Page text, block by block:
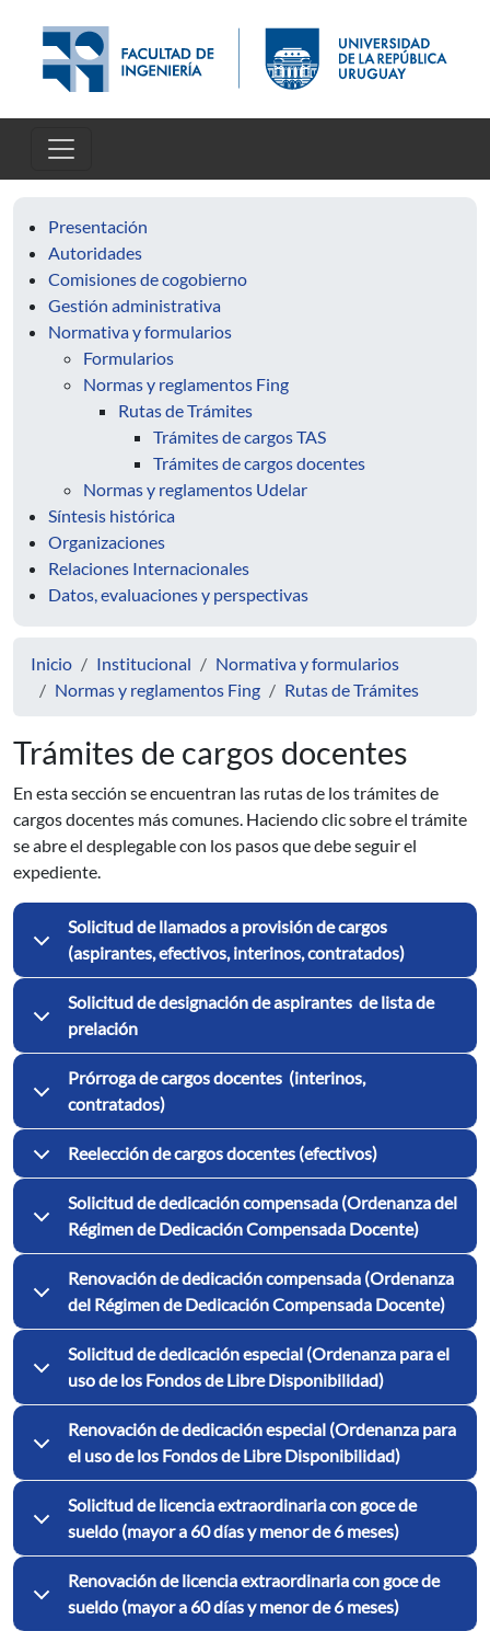
Presentación
Autoridades
Comisiones de cogobierno
Gestión administrativa
Normativa y formularios
Formularios
Normas y reglamentos Fing
Rutas de Trámites
Trámites de cargos TAS
Trámites de cargos docentes
Normas y reglamentos Udelar
Síntesis histórica
Organizaciones
Relaciones Internacionales
Datos, evaluaciones y perspectivas
Inicio Institucional
Normativa y formularios
Normas y reglamentos Fing
Rutas de Trámites
Trámites de cargos docentes
En esta sección se encuentran las rutas de los trámites de
cargos docentes más comunes. Haciendo clic sobre el trámite
se abre el desplegable con los pasos que debe seguir el
expediente.
Solicitud de llamados a provisión de cargos
(aspirantes, efectivos, interinos, contratados)
Solicitud de designación de aspirantes de lista de
prelación
Prórroga de cargos docentes (interinos,
contratados)
Reelección de cargos docentes (efectivos)
Solicitud de dedicación compensada (Ordenanza del
Régimen de Dedicación Compensada Docente)
Renovación de dedicación compensada (Ordenanza
del Régimen de Dedicación Compensada Docente)
Solicitud de dedicación especial (Ordenanza para el
uso de los Fondos de Libre Disponibilidad)
Renovación de dedicación especial (Ordenanza para
el uso de los Fondos de Libre Disponibilidad)
Solicitud de licencia extraordinaria con goce de
sueldo (mayor a 60 días y menor de 6 meses)
Renovación de licencia extraordinaria con goce de
sueldo (mayor a 60 días y menor de 6 meses)